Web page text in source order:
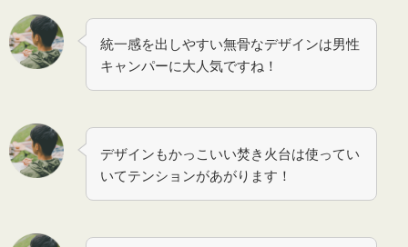
統一感を出しやすい無骨なデザインは男性
キャンパーに大人気ですね！
デザインもかっこいい焚き火台は使ってい
いてテンションがあがります！